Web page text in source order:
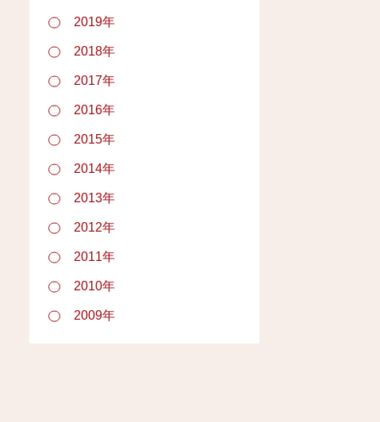
2019年
2018年
2017年
2016年
2015年
2014年
2013年
2012年
2011年
2010年
2009年